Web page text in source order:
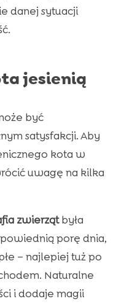
danej sytuacji
jesienią
być
satysfakcji. Aby
kota w
uwagę na kilka
zwierzątbyła
porę dnia,
– najlepiej tuż po
Naturalne
i dodaje magii